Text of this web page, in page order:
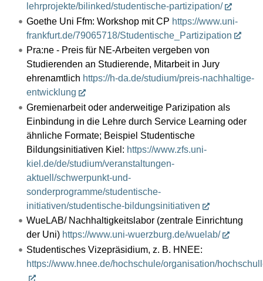
lehrprojekte/bilinked/studentische-partizipation/
Goethe Uni Ffm: Workshop mit CP https://www.uni-
frankfurt.de/79065718/Studentische_Partizipation
Pra:ne - Preis für NE-Arbeiten vergeben von
Studierenden an Studierende, Mitarbeit in Jury
ehrenamtlich https://h-da.de/studium/preis-nachhaltige-
entwicklung
Gremienarbeit oder anderweitige Parizipation als
Einbindung in die Lehre durch Service Learning oder
ähnliche Formate; Beispiel Studentische
Bildungsinitiativen Kiel: https://www.zfs.uni-
kiel.de/de/studium/veranstaltungen-
aktuell/schwerpunkt-und-
sonderprogramme/studentische-
initiativen/studentische-bildungsinitiativen
WueLAB/ Nachhaltigkeitslabor (zentrale Einrichtung
der Uni) https://www.uni-wuerzburg.de/wuelab/
Studentisches Vizepräsidium, z. B. HNEE:
https://www.hnee.de/hochschule/organisation/